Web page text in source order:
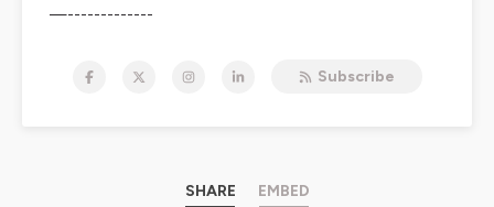
—-------------
scientifiques, grâce aux scientifiques ?
celles et ceux qui explorent notre monde au quotidien.
Subscribe
SHARE EMBED